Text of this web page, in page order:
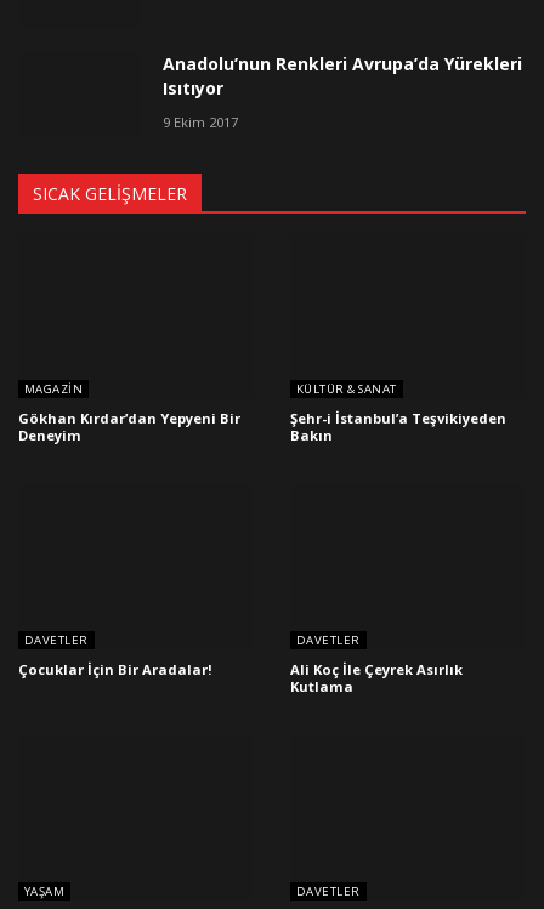
Anadolu’nun Renkleri Avrupa’da Yürekleri
Isıtıyor
9 Ekim 2017
SICAK GELIŞMELER
MAGAZIN
Gökhan Kırdar’dan Yepyeni Bir
Deneyim
KÜLTÜR & SANAT
Şehr-i İstanbul’a Teşvikiyeden
Bakın
DAVETLER
Çocuklar İçin Bir Aradalar!
DAVETLER
Ali Koç İle Çeyrek Asırlık
Kutlama
YAŞAM DAVETLER